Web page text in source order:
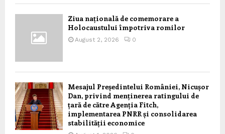
Ziua națională de comemorare a
Holocaustului împotriva romilor
August 2, 2026 0
Mesajul Președintelui României, Nicușor
Dan, privind menținerea ratingului de
țară de către Agenția Fitch,
implementarea PNRR și consolidarea
stabilității economice